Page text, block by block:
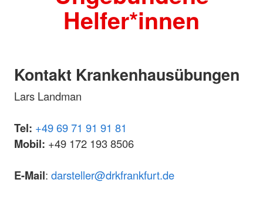
Helfer*innen
Kontakt Krankenhausübungen
Lars Landman
Tel: +49 69 71 91 91 81
Mobil: +49 172 193 8506
E-Mail: darsteller@drkfrankfurt.de